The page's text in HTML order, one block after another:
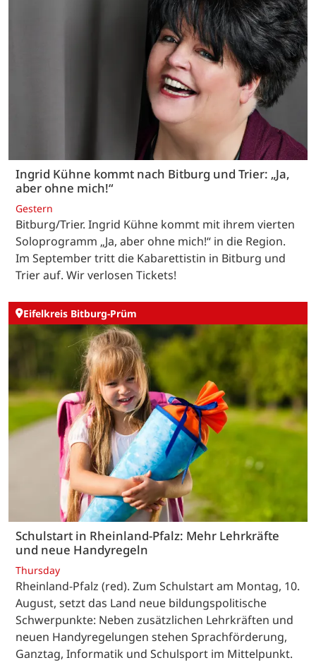
Ingrid Kühne kommt nach Bitburg und Trier: „Ja,
aber ohne mich!“
Gestern
Bitburg/Trier. Ingrid Kühne kommt mit ihrem vierten
Soloprogramm „Ja, aber ohne mich!“ in die Region.
Im September tritt die Kabarettistin in Bitburg und
Trier auf. Wir verlosen Tickets!
Eifelkreis Bitburg-Prüm
Schulstart in Rheinland-Pfalz: Mehr Lehrkräfte
und neue Handyregeln
Thursday
Rheinland-Pfalz (red). Zum Schulstart am Montag, 10.
August, setzt das Land neue bildungspolitische
Schwerpunkte: Neben zusätzlichen Lehrkräften und
neuen Handyregelungen stehen Sprachförderung,
Ganztag, Informatik und Schulsport im Mittelpunkt.